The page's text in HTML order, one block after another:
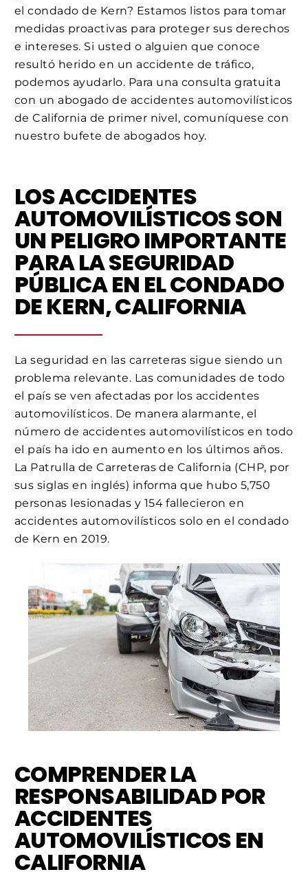
el condado de Kern? Estamos listos para tomar
medidas proactivas para proteger sus derechos
e intereses. Si usted o alguien que conoce
resultó herido en un accidente de tráfico,
podemos ayudarlo. Para una consulta gratuita
con un abogado de accidentes automovilísticos
de California de primer nivel, comuníquese con
nuestro bufete de abogados hoy.
LOS ACCIDENTES
AUTOMOVILÍSTICOS SON
UN PELIGRO IMPORTANTE
PARA LA SEGURIDAD
PÚBLICA EN EL CONDADO
DE KERN, CALIFORNIA
La seguridad en las carreteras sigue siendo un
problema relevante. Las comunidades de todo
el país se ven afectadas por los accidentes
automovilísticos. De manera alarmante, el
número de accidentes automovilísticos en todo
el país ha ido en aumento en los últimos años.
La Patrulla de Carreteras de California (CHP, por
sus siglas en inglés) informa que hubo 5,750
personas lesionadas y 154 fallecieron en
accidentes automovilísticos solo en el condado
de Kern en 2019.
COMPRENDER LA
RESPONSABILIDAD POR
ACCIDENTES
AUTOMOVILÍSTICOS EN
CALIFORNIA